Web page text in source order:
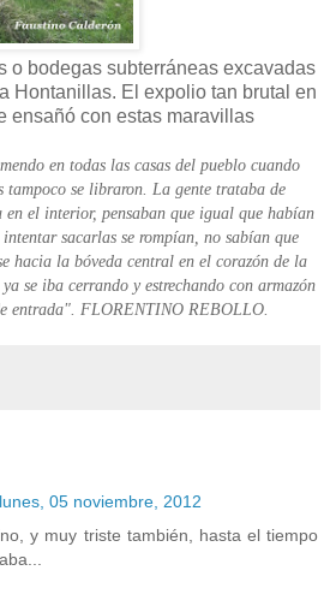
o bodegas subterráneas excavadas
Hontanillas. El expolio tan brutal en
ensañó con estas maravillas
en todas las casas del pueblo cuando
tampoco se libraron. La gente trataba de
el interior, pensaban que igual que habían
sacarlas se rompían, no sabían que
hacia la bóveda central en el corazón de la
se iba cerrando y estrechando con armazón
entrada". FLORENTINO REBOLLO.
lunes, 05 noviembre, 2012
y muy triste también, hasta el tiempo